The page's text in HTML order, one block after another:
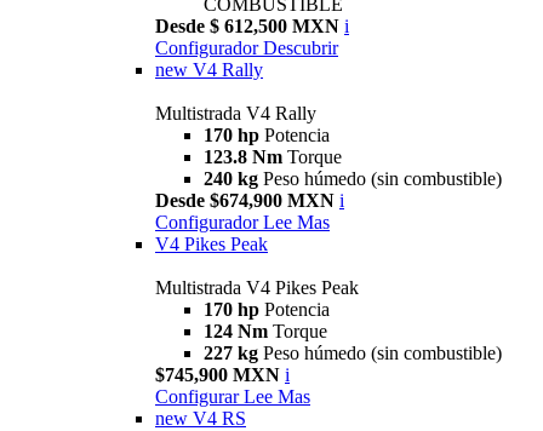
COMBUSTIBLE
Desde $ 612,500 MXN i
Configurador Descubrir
new V4 Rally
Multistrada V4 Rally
170 hp Potencia
123.8 Nm Torque
240 kg Peso húmedo (sin combustible)
Desde $674,900 MXN i
Configurador Lee Mas
V4 Pikes Peak
Multistrada V4 Pikes Peak
170 hp Potencia
124 Nm Torque
227 kg Peso húmedo (sin combustible)
$745,900 MXN i
Configurar Lee Mas
new V4 RS